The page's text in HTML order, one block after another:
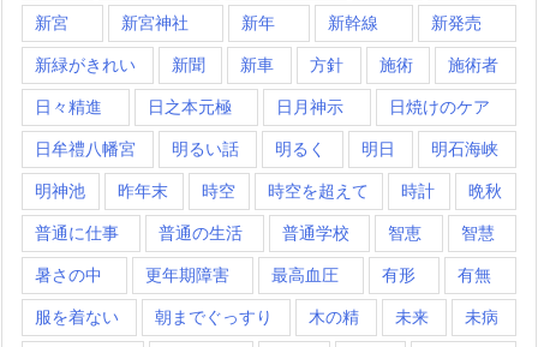
新宮 新宮神社 新年 新幹線 新発売
新緑がきれい 新聞 新車 方針 施術 施術者
日々精進 日之本元極 日月神示 日焼けのケア
日牟禮八幡宮 明るい話 明るく 明日 明石海峡
明神池 昨年末 時空 時空を超えて 時計 晩秋
普通に仕事 普通の生活 普通学校 智恵 智慧
暑さの中 更年期障害 最高血圧 有形 有無
服を着ない 朝までぐっすり 木の精 未来 未病